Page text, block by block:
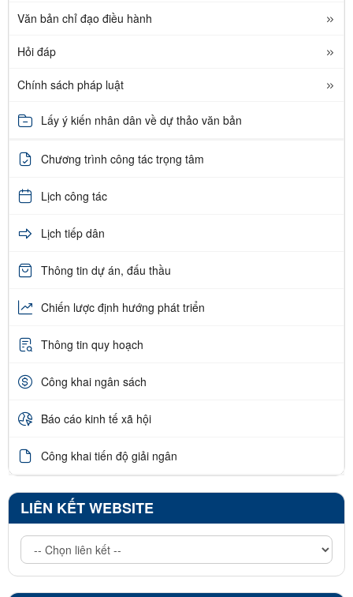
Văn bản chỉ đạo điều hành
Hỏi đáp
Chính sách pháp luật
Lấy ý kiến nhân dân về dự thảo văn bản
Chương trình công tác trọng tâm
Lịch công tác
Lịch tiếp dân
Thông tin dự án, đấu thầu
Chiến lược định hướng phát triển
Thông tin quy hoạch
Công khai ngân sách
Báo cáo kinh tế xã hội
Công khai tiến độ giải ngân
LIÊN KẾT WEBSITE